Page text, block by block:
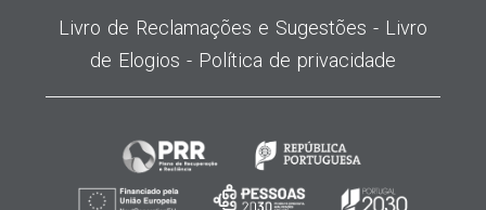
Livro de Reclamações e Sugestões - Livro
de Elogios - Política de privacidade